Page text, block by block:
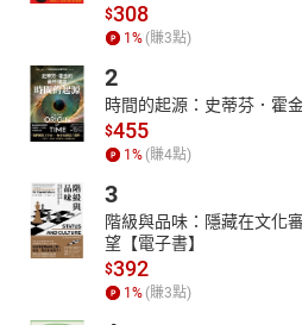
$308
1 % (賺3點)
2
時間的起源：史蒂芬．霍
$455
1 % (賺4點)
3
階級與品味：隱藏在文化
望【電子書】
$392
1 % (賺3點)